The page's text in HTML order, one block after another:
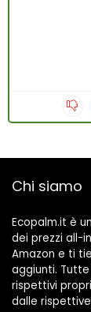
Chi siamo
Ecopalm.it è
dei prezzi all-
Amazon e ti
aggiunti.
rispettivi
dalle